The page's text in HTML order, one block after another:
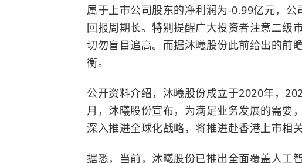
属于上市公司股东的净利润为-0.99亿元，公
回报周期长。特别提醒广大投资者注意二级
切勿盲目追高。而据沐曦股份此前给出的前
衡。
公开资料介绍，沐曦股份成立于2020年，
月，沐曦股份宣布，为满足业务发展的需要
深入推进全球化战略，将推进赴香港上市相
据悉，当前，沐曦股份已推出全面覆盖人工